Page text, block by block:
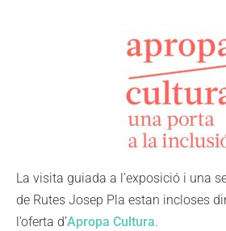
La visita guiada a l’exposició i una
de Rutes Josep Pla estan incloses
l’oferta d’Apropa Cultura.